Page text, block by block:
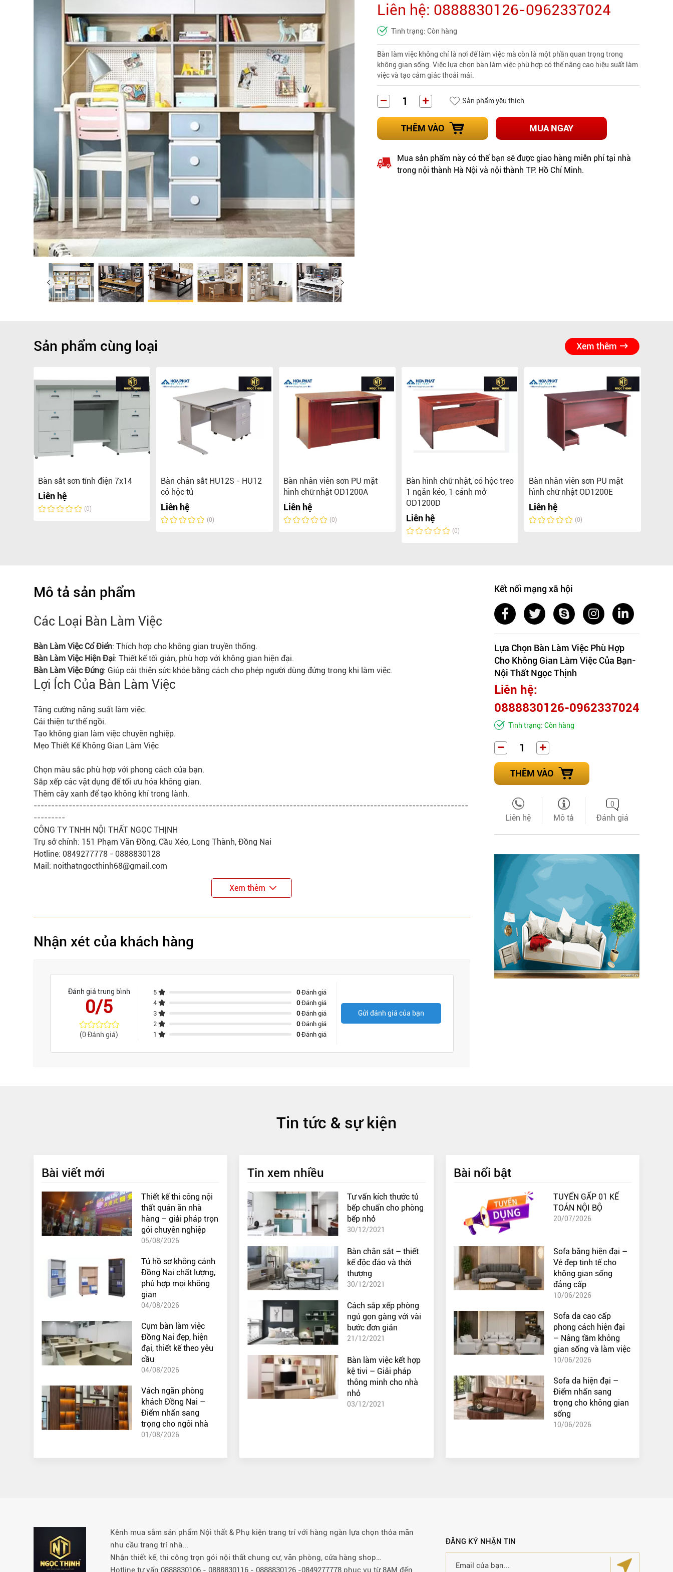
Chậu rửa bát
Ray trượt – bản lề – tay nắm cửa
Phụ kiện tủ bếp dưới
Giá để bát đĩa đa năng
Giá để dao thớt
Kệ để chất tẩy rửa
Kệ gia vị
Kệ góc liên hoàn
Liên hệ: 0888830126-0962337024
Tình trạng: Còn hàng
Bàn làm việc không chỉ là nơi để làm việc mà còn là một phần quan trọng trong
không gian sống. Việc lựa chọn bàn làm việc phù hợp có thể nâng cao hiệu suất làm
việc và tạo cảm giác thoải mái.
Sản phẩm yêu thích
THÊM VÀO MUA NGAY
Mua sản phẩm này có thể bạn sẽ được giao hàng miễn phí tại nhà
trong nội thành Hà Nội và nội thành TP. Hồ Chí Minh.
Sản phẩm cùng loại Xem thêm
Bàn sắt sơn tĩnh điện 7x14
Liên hệ
(0)
Bàn chân sắt HU12S - HU12
có hộc tủ
Liên hệ
(0)
Bàn nhân viên sơn PU mặt
hình chữ nhật OD1200A
Liên hệ
(0)
Bàn hình chữ nhật, có hộc treo
1 ngăn kéo, 1 cánh mở
OD1200D
Liên hệ
(0)
Bàn nhân viên sơn PU mặt
hình chữ nhật OD1200E
Liên hệ
(0)
Mô tả sản phẩm
Các Loại Bàn Làm Việc
Bàn Làm Việc Cổ Điển: Thích hợp cho không gian truyền thống.
Bàn Làm Việc Hiện Đại: Thiết kế tối giản, phù hợp với không gian hiện đại.
Bàn Làm Việc Đứng: Giúp cải thiện sức khỏe bằng cách cho phép người dùng đứng trong khi làm việc.
Lợi Ích Của Bàn Làm Việc
Tăng cường năng suất làm việc.
Cải thiện tư thế ngồi.
Tạo không gian làm việc chuyên nghiệp.
Mẹo Thiết Kế Không Gian Làm Việc
Chọn màu sắc phù hợp với phong cách của bạn.
Sắp xếp các vật dụng để tối ưu hóa không gian.
Thêm cây xanh để tạo không khí trong lành.
----------------------------------------------------------------------------------------------------------------------------
---------
CÔNG TY TNHH NỘI THẤT NGỌC THỊNH
Trụ sở chính: 151 Phạm Văn Đồng, Cầu Xéo, Long Thành, Đồng Nai
Hotline: 0849277778 - 0888830128
Mail: noithatngocthinh68@gmail.com
Xem thêm
Nhận xét của khách hàng
Đánh giá trung bình
0/5
(0 Đánh giá)
5 0Đánh giá
4
0Đánh giá
3
0Đánh giá
2
0Đánh giá
1
0Đánh giá
Gửi đánh giá của bạn
Kết nối mạng xã hội
Lựa Chọn Bàn Làm Việc Phù Hợp
Cho Không Gian Làm Việc Của Bạn-
Nội Thất Ngọc Thịnh
Liên hệ:
0888830126-0962337024
Tình trạng: Còn hàng
THÊM VÀO
Liên hệ Mô tả
0
Đánh giá
Tin tức & sự kiện
Bài viết mới
Thiết kế thi công nội
thất quán ăn nhà
hàng – giải pháp trọn
gói chuyên nghiệp
05/08/2026
Tủ hồ sơ không cánh
Đồng Nai chất lượng,
phù hợp mọi không
gian
04/08/2026
Cụm bàn làm việc
Đồng Nai đẹp, hiện
đại, thiết kế theo yêu
cầu
04/08/2026
Vách ngăn phòng
khách Đồng Nai –
Điểm nhấn sang
trọng cho ngôi nhà
01/08/2026
Tin xem nhiều
Tư vấn kích thước tủ
bếp chuẩn cho phòng
bếp nhỏ
30/12/2021
Bàn chân sắt – thiết
kế độc đáo và thời
thượng
30/12/2021
Cách sắp xếp phòng
ngủ gọn gàng với vài
bước đơn giản
21/12/2021
Bàn làm việc kết hợp
kệ tivi – Giải pháp
thông minh cho nhà
nhỏ
03/12/2021
Bài nổi bật
TUYỂN GẤP 01 KẾ
TOÁN NỘI BỘ
20/07/2026
Sofa băng hiện đại –
Vẻ đẹp tinh tế cho
không gian sống
đẳng cấp
10/06/2026
Sofa da cao cấp
phong cách hiện đại
– Nâng tầm không
gian sống và làm việc
10/06/2026
Sofa da hiện đại –
Điểm nhấn sang
trọng cho không gian
sống
10/06/2026
Kênh mua sắm sản phẩm Nội thất & Phụ kiện trang trí với hàng ngàn lựa chọn thỏa mãn
nhu cầu trang trí nhà...
Nhận thiết kế, thi công trọn gói nội thất chung cư, văn phòng, cửa hàng shop…
Hotline tư vấn 0888830106 - 0888830116 - 0888830126 -0849277778 phục vụ từ 8AM đến
ĐĂNG KÝ NHẬN TIN